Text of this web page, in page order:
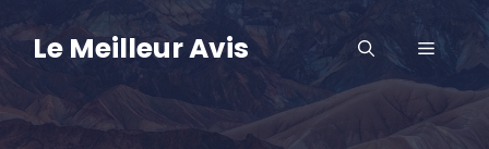
au
contenu
Le Meilleur Avis MENU